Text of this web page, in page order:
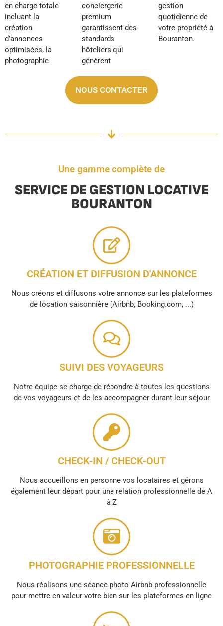
en charge totale
incluant la
création
d’annonces
optimisées, la
photographie
conciergerie
premium
garantissent des
standards
hôteliers qui
génèrent
gestion
quotidienne de
votre propriété à
Bouranton.
NOUS CONTACTER
Une gamme complète de
SERVICE DE GESTION LOCATIVE
BOURANTON
CRÉATION ET DIFFUSION D'ANNONCE
Nous créons et diffusons votre annonce sur les plateformes
de location saisonnière (Airbnb, Booking.com, ...)
SUIVI DES VOYAGEURS
Notre équipe se charge de répondre à toutes les questions
de vos voyageurs et de les accompagner durant leur séjour
CHECK-IN / CHECK-OUT
Nous accueillons en personne vos locataires et gérons
également leur départ pour une relation professionnelle de A
à Z
PHOTOGRAPHIE PROFESSIONNELLE
Nous réalisons une séance photo Airbnb professionnelle
pour mettre en valeur votre bien sur les plateformes en ligne